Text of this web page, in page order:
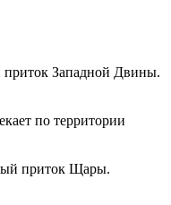
Западной Двины.
по территории
приток Щары.